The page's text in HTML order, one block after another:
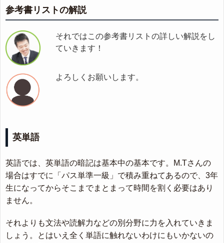
参考書リストの解説
それではこの参考書リストの詳しい解説をし
ていきます！
よろしくお願いします。
英単語
英語では、英単語の暗記は基本中の基本です。M.Tさんの
場合はすでに「パス単準一級」で積み重ねてあるので、3年
生になってからそこまでまとまって時間を割く必要はあり
ません。
それよりも文法や読解力などの別分野に力を入れていきま
しょう。とはいえ全く単語に触れないわけにもいかないの